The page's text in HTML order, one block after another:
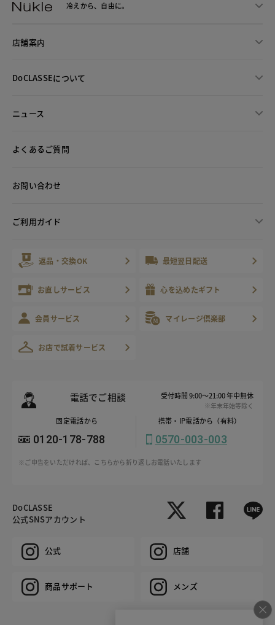
冷えから、 自由に。
店舗案内
DoCLASSEについて
ニュース
よくあるご質問
お問い合わせ
ご利用ガイド
返品・交換OK 最短翌日配送
お直しサービス 心を込めたギフト
会員サービス マイレージ倶楽部
お店で試着サービス
電話でご相談 受付時間 9:00～21:00 年中無休
※年末年始等除く
固定電話から
0120-178-788
携帯・IP電話から（有料）
0570-003-003
※ご申告をいただければ、こちらから折り返しお電話いたします
DoCLASSE
公式SNSアカウント
公式 店舗
商品サポート メンズ